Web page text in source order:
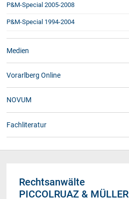
P&M-Special 2005-2008
P&M-Special 1994-2004
Medien
Vorarlberg Online
NOVUM
Fachliteratur
Rechtsanwälte
PICCOLRUAZ & MÜLLER